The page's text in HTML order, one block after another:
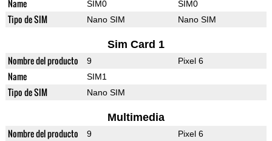
Name SIM0 SIM0
Tipo de SIM Nano SIM Nano SIM
Sim Card 1
Nombre del producto 9 Pixel 6
Name SIM1
Tipo de SIM Nano SIM
Multimedia
Nombre del producto 9 Pixel 6